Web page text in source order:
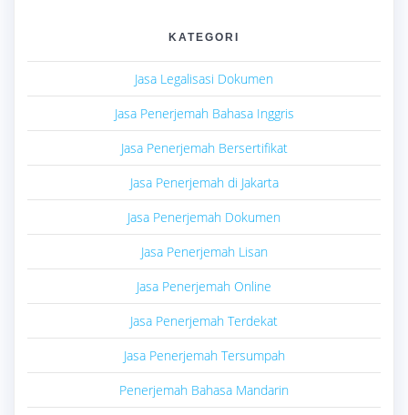
KATEGORI
Jasa Legalisasi Dokumen
Jasa Penerjemah Bahasa Inggris
Jasa Penerjemah Bersertifikat
Jasa Penerjemah di Jakarta
Jasa Penerjemah Dokumen
Jasa Penerjemah Lisan
Jasa Penerjemah Online
Jasa Penerjemah Terdekat
Jasa Penerjemah Tersumpah
Penerjemah Bahasa Mandarin